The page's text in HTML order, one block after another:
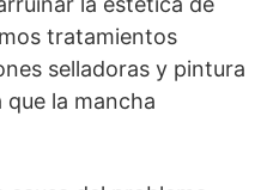
tratamientos
selladoras y pintura
la mancha